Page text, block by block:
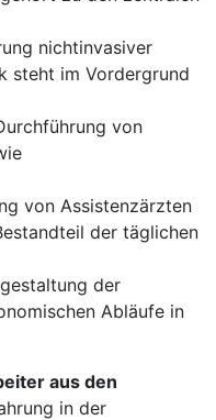
nichtinvasiver
steht im Vordergrund
von
von Assistenzärzten
der täglichen
der
Abläufe in
aus den
in der